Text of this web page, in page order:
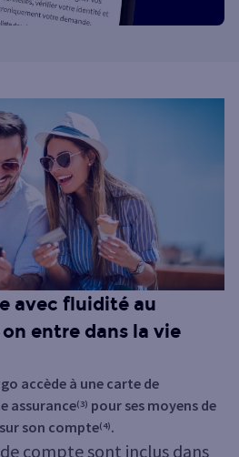
avec fluidité au
entre dans la vie
accède à une carte de
assurance(3) pour ses moyens de
son compte(4).
compte sont inclus dans